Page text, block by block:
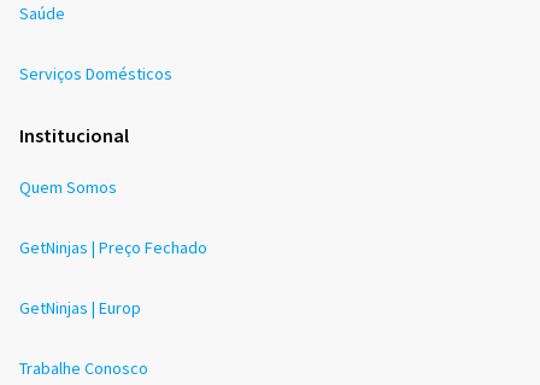
Saúde
Serviços Domésticos
Institucional
Quem Somos
GetNinjas | Preço Fechado
GetNinjas | Europ
Trabalhe Conosco